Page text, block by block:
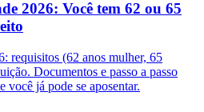
2026: Você tem 62 ou 65
requisitos (62 anos mulher, 65
Documentos e passo a passo
você já pode se aposentar.